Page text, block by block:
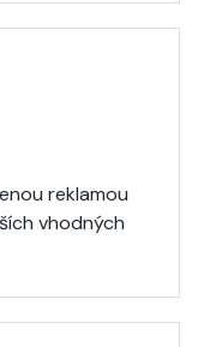
reklamou
vhodných